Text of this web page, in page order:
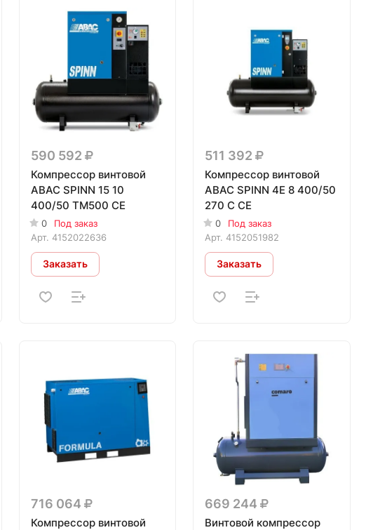
590 592
Компрессор винтовой
ABAC SPINN 15 10
400/50 TM500 CE
0
Под заказ
Арт. 4152022636
Заказать
511 392
Компрессор винтовой
ABAC SPINN 4E 8 400/50
270 C CE
0
Под заказ
Арт.4152051982
Заказать
716 064
Компрессор винтовой
669 244
Винтовой компрессор